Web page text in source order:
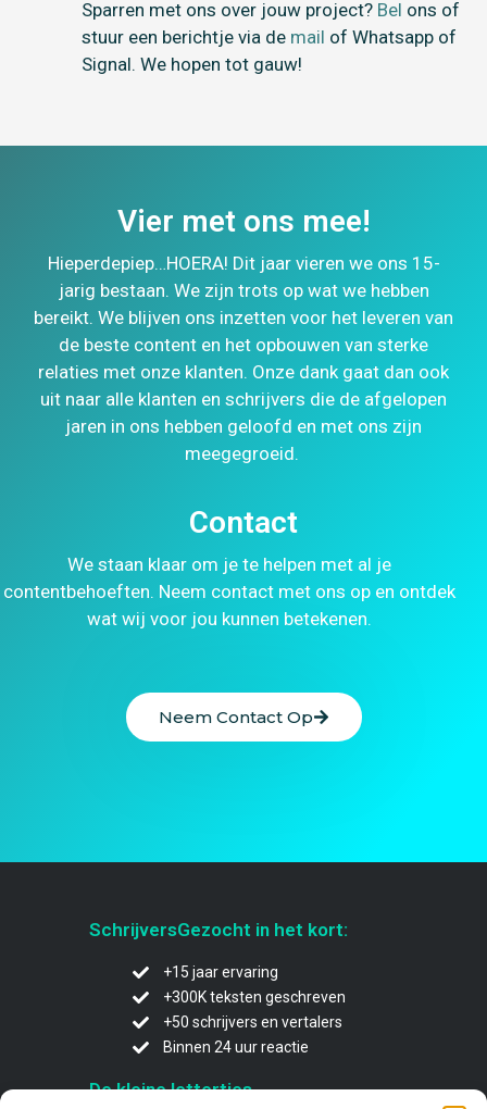
Sparren met ons over jouw project? Bel ons of
stuur een berichtje via de mail of Whatsapp of
Signal. We hopen tot gauw!
Vier met ons mee!
Hieperdepiep…HOERA! Dit jaar vieren we ons 15-
jarig bestaan. We zijn trots op wat we hebben
bereikt. We blijven ons inzetten voor het leveren van
de beste content en het opbouwen van sterke
relaties met onze klanten. Onze dank gaat dan ook
uit naar alle klanten en schrijvers die de afgelopen
jaren in ons hebben geloofd en met ons zijn
meegegroeid.
Contact
We staan klaar om je te helpen met al je
contentbehoeften. Neem contact met ons op en ontdek
wat wij voor jou kunnen betekenen.
Neem Contact Op
SchrijversGezocht in het kort:
+15 jaar ervaring
+300K teksten geschreven
+50 schrijvers en vertalers
Binnen 24 uur reactie
De kleine lettertjes